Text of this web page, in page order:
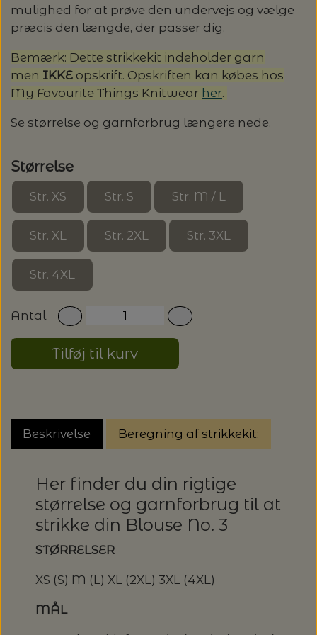
PASCUALI: NEPAL - SPAR 20%
PASCULI: SUAVE - SPAR 20%
POMP STITCH - BRODERI - SPAR 30-35%
SPAR 40% - GLERUPS STØVLER BØRN (STR.
19 - 23)
PERMIN: SPAR 30% PÅ ALLE
20%
LANG YARNS
MONDIAL
PASCUALI
PERMIN
SOMMERGARN
LENE HOLME SAMSØE - LEKNIT
MY FAVOURITE THINGS KNITWEAR
PETITEKNIT
RAUMA
MASKESTOPPERE
MASKEWIRES
MÅLEBÅND / PINDEMÅLERE
OPSKRIFTHOLDER FRA KNITPRO -
SAKSE
STRIKKE- OG SYNÅLE
TRYKLÅSE
mulighed for at prøve den undervejs og vælge
præcis den længde, der passer dig.
Bemærk: Dette strikkekit indeholder garn
men IKKE opskrift. Opskriften kan købes hos
My Favourite Things Knitwear her.
Se størrelse og garnforbrug længere nede.
Størrelse
Str. XS Str. S Str. M / L
Str. XL Str. 2XL Str. 3XL
Str. 4XL
Antal
Tilføj til kurv
Beskrivelse Beregning af strikkekit:
Her finder du din rigtige
størrelse og garnforbrug til at
strikke din Blouse No. 3
STØRRELSER
XS (S) M (L) XL (2XL) 3XL (4XL)
MÅL